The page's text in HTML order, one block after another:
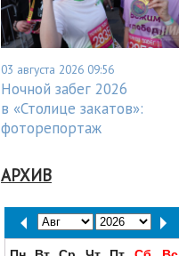
03 августа 2026 09:56
Ночной забег 2026
в «Столице закатов»:
фоторепортаж
АРХИВ